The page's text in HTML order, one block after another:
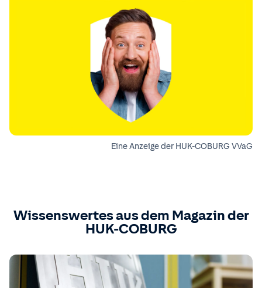
Eine Anzeige der HUK-COBURG VVaG
Wissenswertes aus dem Magazin der
HUK-COBURG